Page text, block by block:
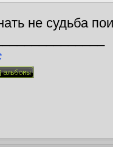
не судьба